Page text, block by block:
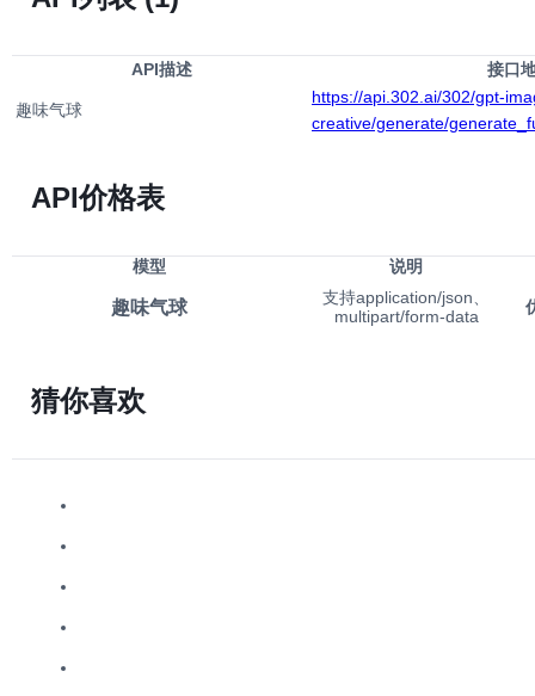
API描述 接口
趣味气球
https://api.302.ai/302/gpt-
creative/generate/
API价格表
模型 说明
趣味气球
支持application/json、
multipart/form-data
猜你喜欢